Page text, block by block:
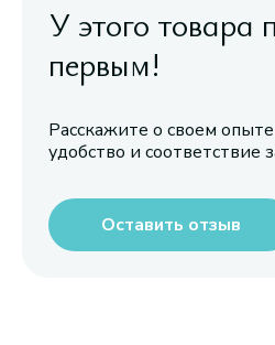
У этого товара
первым!
Расскажите о своем
удобство и соответствие
Оставить отзыв